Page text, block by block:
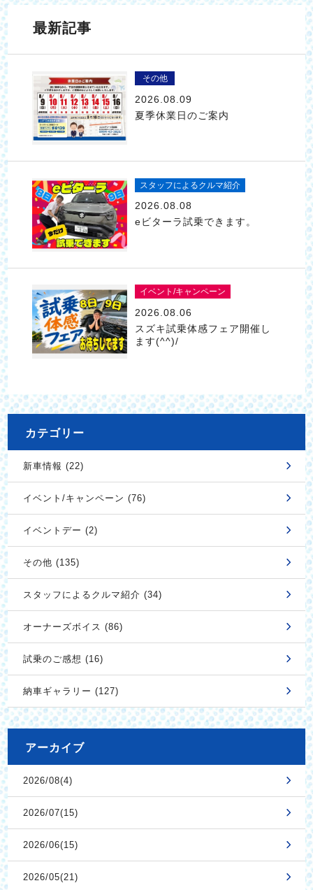
最新記事
その他
2026.08.09
夏季休業日のご案内
スタッフによるクルマ紹介
2026.08.08
eビターラ試乗できます。
イベント/キャンペーン
2026.08.06
スズキ試乗体感フェア開催し
ます(^^)/
カテゴリー
新車情報 (22)
イベント/キャンペーン (76)
イベントデー (2)
その他 (135)
スタッフによるクルマ紹介 (34)
オーナーズボイス (86)
試乗のご感想 (16)
納車ギャラリー (127)
アーカイブ
2026/08(4)
2026/07(15)
2026/06(15)
2026/05(21)